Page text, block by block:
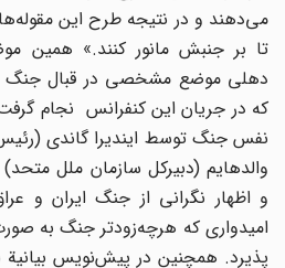
می‌دهند و در نتیجه طرح این مقوله‌ها
تا بر جنبش مانور کنند.» همین
دهلی موضع مشخصی در قبال جنگ
که در جریان این کنفرانس نجام
نفس جنگ توسط ایندیرا گاندی
والدهایم (دبیرکل سازمان ملل
و اظهار نگرانی از جنگ ایران و
امیدواری که هرچه‌زودتر جنگ به صورت
پذیرد. همچنین در پیش‌نویس بیانیة